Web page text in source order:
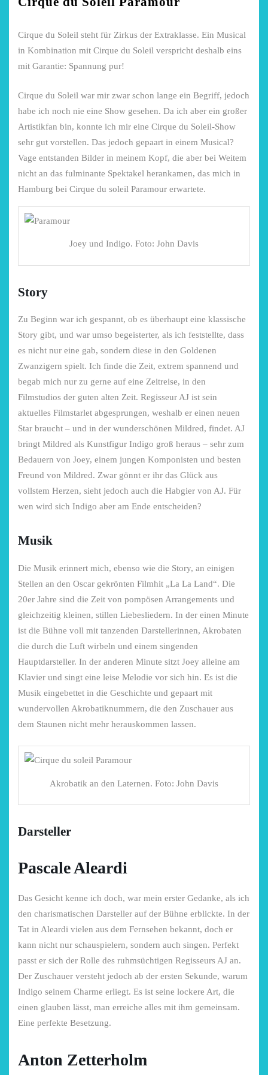
Hofcafés am
2. Mai 2026 5. April 2026
Cirque du Soleil steht für Zirkus der Extraklasse. Ein Musical
in Kombination mit Cirque du Soleil verspricht deshalb eins
mit Garantie: Spannung pur!
Cirque du Soleil war mir zwar schon lange ein Begriff, jedoch
habe ich noch nie eine Show gesehen. Da ich aber ein großer
Artistikfan bin, konnte ich mir eine Cirque du Soleil-Show
sehr gut vorstellen. Das jedoch gepaart in einem Musical?
Vage entstanden Bilder in meinem Kopf, die aber bei Weitem
nicht an das fulminante Spektakel herankamen, das mich in
Hamburg bei Cirque du soleil Paramour erwartete.
Joey und Indigo. Foto: John Davis
Story
Zu Beginn war ich gespannt, ob es überhaupt eine klassische
Story gibt, und war umso begeisterter, als ich feststellte, dass
es nicht nur eine gab, sondern diese in den Goldenen
Zwanzigern spielt. Ich finde die Zeit, extrem spannend und
begab mich nur zu gerne auf eine Zeitreise, in den
Filmstudios der guten alten Zeit. Regisseur AJ ist sein
aktuelles Filmstarlet abgesprungen, weshalb er einen neuen
Star braucht – und in der wunderschönen Mildred, findet. AJ
bringt Mildred als Kunstfigur Indigo groß heraus – sehr zum
Bedauern von Joey, einem jungen Komponisten und besten
Freund von Mildred. Zwar gönnt er ihr das Glück aus
vollstem Herzen, sieht jedoch auch die Habgier von AJ. Für
wen wird sich Indigo aber am Ende entscheiden?
Musik
Die Musik erinnert mich, ebenso wie die Story, an einigen
Stellen an den Oscar gekrönten Filmhit „La La Land“. Die
20er Jahre sind die Zeit von pompösen Arrangements und
gleichzeitig kleinen, stillen Liebesliedern. In der einen Minute
ist die Bühne voll mit tanzenden Darstellerinnen, Akrobaten
die durch die Luft wirbeln und einem singenden
Hauptdarsteller. In der anderen Minute sitzt Joey alleine am
Klavier und singt eine leise Melodie vor sich hin. Es ist die
Musik eingebettet in die Geschichte und gepaart mit
wundervollen Akrobatiknummern, die den Zuschauer aus
dem Staunen nicht mehr herauskommen lassen.
Akrobatik an den Laternen. Foto: John Davis
Darsteller
Pascale Aleardi
Das Gesicht kenne ich doch, war mein erster Gedanke, als ich
den charismatischen Darsteller auf der Bühne erblickte. In der
Tat in Aleardi vielen aus dem Fernsehen bekannt, doch er
kann nicht nur schauspielern, sondern auch singen. Perfekt
passt er sich der Rolle des ruhmsüchtigen Regisseurs AJ an.
Der Zuschauer versteht jedoch ab der ersten Sekunde, warum
Indigo seinem Charme erliegt. Es ist seine lockere Art, die
einen glauben lässt, man erreiche alles mit ihm gemeinsam.
Eine perfekte Besetzung.
Anton Zetterholm